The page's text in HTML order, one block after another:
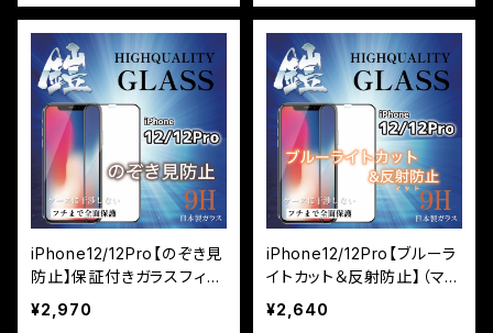
iPhone12/12Pro【のぞき見
防止】保証付きガラスフィル
ム『鎧』全面フルカバー
¥2,970
iPhone12/12Pro【ブルーラ
イトカット＆反射防止】（マッ
ト）保証付きガラスフィルム
『鎧』全面フルカバー
¥2,640